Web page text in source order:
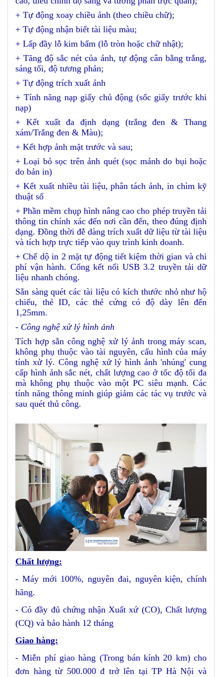
+ Tự động xoay chiều ảnh (theo chiều chữ);
+ Tự động nhận biết tài liệu màu;
+ Lấp đầy lỗ kim bấm (lỗ tròn hoặc chữ nhật);
+ Tăng độ sắc nét của ảnh, tự động cân bằng trắng,
sáng tối, độ tương phản;
+ Tự động trích xuất ảnh
+ Tính năng nạp giấy chủ động (sốc giấy trước khi
nạp)
+ Kết xuất đa định dạng (trắng đen & Thang
xám/Trắng đen & Màu);
+ Kết hợp ảnh mặt trước và sau;
+ Loại bỏ sọc trên ảnh quét (sọc mảnh do bụi hoặc
do bản in)
+ Kết xuất nhiều tài liệu, phân tách ảnh, in chìm kỹ
thuật số
+ Phần mềm chụp hình nâng cao cho phép truyền tải
thông tin chính xác đến nơi cần đến, theo đúng định
dạng. Đồng thời đễ dàng trích xuất dữ liệu từ tài liệu
và tích hợp trực tiếp vào quy trình kinh doanh.
+ Chế dộ in 2 mặt tự động tiết kiệm thời gian và chi
phí vận hành. Cổng kết nối USB 3.2 truyền tải dữ
liệu nhanh chóng.
Sẵn sàng quét các tài liệu có kích thước nhỏ như hộ
chiếu, thẻ ID, các thẻ cứng có độ dày lên đến
1,25mm.
- Công nghệ xử lý hình ảnh
Tích hợp sẵn công nghệ xử lý ảnh trong máy scan,
không phụ thuộc vào tài nguyên, cấu hình của máy
tính xử lý. Công nghệ xử lý hình ảnh 'nhúng' cung
cấp hình ảnh sắc nét, chất lượng cao ở tốc độ tối đa
mà không phụ thuộc vào một PC siêu mạnh. Các
tính năng thông minh giúp giảm các tác vụ trước và
sau quét thủ công.
Chất lượng:
- Máy mới 100%, nguyên đai, nguyên kiện, chính
hãng.
- Có đầy đủ chứng nhận Xuất xứ (CO), Chất lượng
(CQ) và bảo hành 12 tháng
Giao hàng:
- Miễn phí giao hàng (Trong bán kính 20 km) cho
đơn hàng từ 500.000 đ trở lên tại TP Hà Nội và